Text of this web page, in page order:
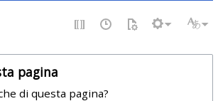
pagina
di questa pagina?